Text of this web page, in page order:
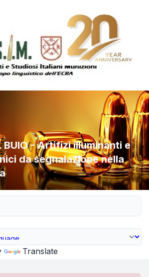
BUIO - Artifizi illuminanti e
da segnalazione nella
Translate